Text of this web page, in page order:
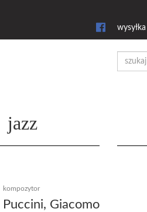
wysyłka
jazz
kompozytor
Puccini, Giacomo